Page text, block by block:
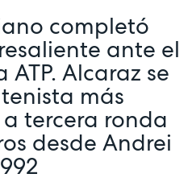
completó
ante el
ATP. Alcaraz se
más
tercera ronda
desde Andrei